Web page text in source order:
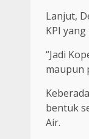
Lanjut,
KPI
“Jadi
maupun
bentuk
Air.